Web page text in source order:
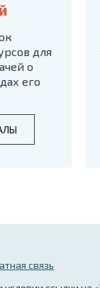
для
о
его
связь